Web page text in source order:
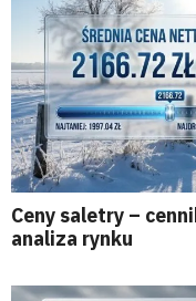
Ceny saletry –
analiza rynku